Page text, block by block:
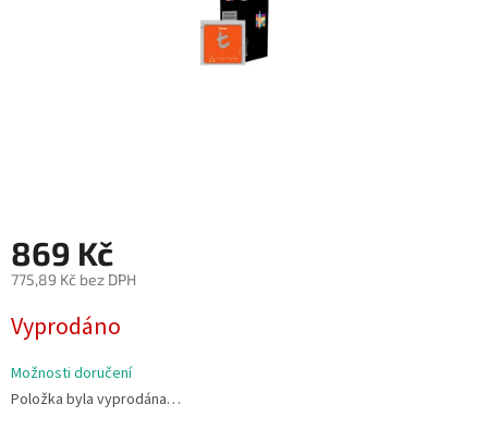
869 Kč
775,89 Kč bez DPH
cena:
Vyprodáno
Možnosti doručení
Položka byla vyprodána…